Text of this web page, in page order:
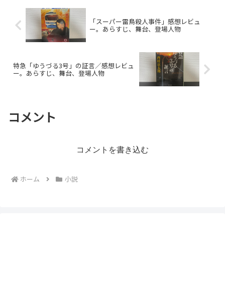
「スーパー雷鳥殺人事件」感想レビュ
ー。あらすじ、舞台、登場人物
特急「ゆうづる3号」の証言／感想レビュ
ー。あらすじ、舞台、登場人物
コメント
コメントを書き込む
ホーム 小説